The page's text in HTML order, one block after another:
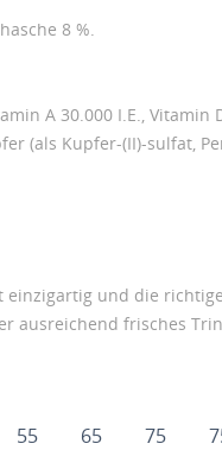
8 %.
A 30.000 I.E.,
(als Kupfer-(II)-sulfat,
und die
ausreichend frisches
55 65 75